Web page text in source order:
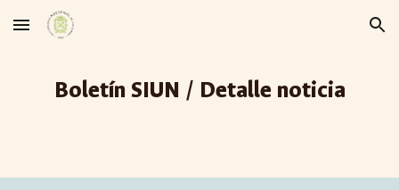
Skip to main content Skip to navigation
Boletín SIUN / Detalle noticia